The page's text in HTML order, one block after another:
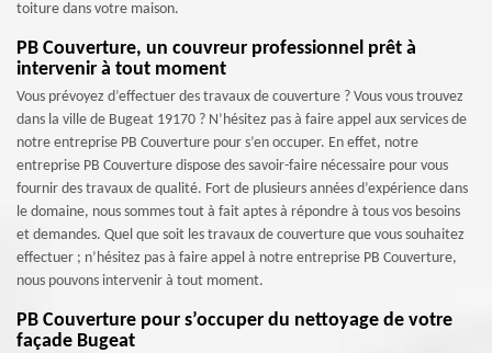
toiture dans votre maison.
PB Couverture, un couvreur professionnel prêt à
intervenir à tout moment
Vous prévoyez d’effectuer des travaux de couverture ? Vous vous trouvez
dans la ville de Bugeat 19170 ? N’hésitez pas à faire appel aux services de
notre entreprise PB Couverture pour s’en occuper. En effet, notre
entreprise PB Couverture dispose des savoir-faire nécessaire pour vous
fournir des travaux de qualité. Fort de plusieurs années d’expérience dans
le domaine, nous sommes tout à fait aptes à répondre à tous vos besoins
et demandes. Quel que soit les travaux de couverture que vous souhaitez
effectuer ; n’hésitez pas à faire appel à notre entreprise PB Couverture,
nous pouvons intervenir à tout moment.
PB Couverture pour s’occuper du nettoyage de votre
façade Bugeat